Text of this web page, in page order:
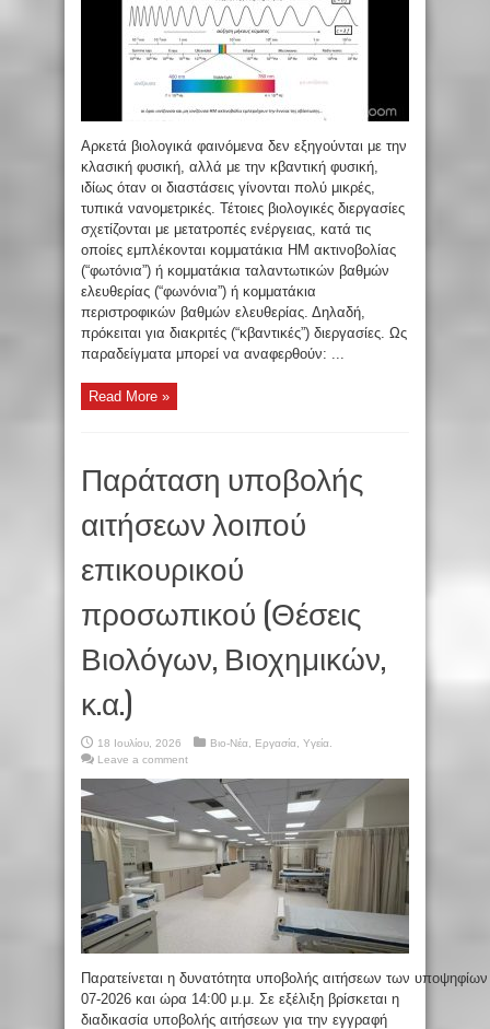
Αρκετά βιολογικά φαινόμενα δεν εξηγούνται με την
κλασική φυσική, αλλά με την κβαντική φυσική,
ιδίως όταν οι διαστάσεις γίνονται πολύ μικρές,
τυπικά νανομετρικές. Τέτοιες βιολογικές διεργασίες
σχετίζονται με μετατροπές ενέργειας, κατά τις
οποίες εμπλέκονται κομματάκια ΗΜ ακτινοβολίας
(“φωτόνια”) ή κομματάκια ταλαντωτικών βαθμών
ελευθερίας (“φωνόνια”) ή κομματάκια
περιστροφικών βαθμών ελευθερίας. Δηλαδή,
πρόκειται για διακριτές (“κβαντικές”) διεργασίες. Ως
παραδείγματα μπορεί να αναφερθούν: ...
Read More »
Παράταση υποβολής
αιτήσεων λοιπού
επικουρικού
προσωπικού (Θέσεις
Βιολόγων, Βιοχημικών,
κ.α.)
18 Ιουλίου, 2026 Βιο-Νέα Εργασία Υγεία.
Leave a comment
Παρατείνεται η δυνατότητα υποβολής αιτήσεων των
07-2026 και ώρα 14:00 μ.μ. Σε εξέλιξη βρίσκεται η
διαδικασία υποβολής αιτήσεων για την εγγραφή